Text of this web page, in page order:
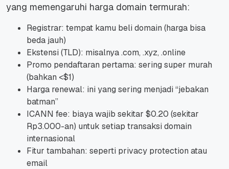
yang memengaruhi harga domain termurah:
Registrar: tempat kamu beli domain (harga bisa
beda jauh)
Ekstensi (TLD): misalnya .com, .xyz, .online
Promo pendaftaran pertama: sering super murah
(bahkan <$1)
Harga renewal: ini yang sering menjadi “jebakan
batman”
ICANN fee: biaya wajib sekitar $0.20 (sekitar
Rp3.000-an) untuk setiap transaksi domain
internasional
Fitur tambahan: seperti privacy protection atau
email